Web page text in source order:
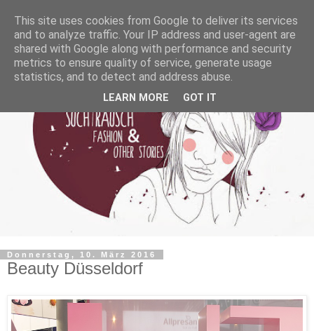
Donnerstag, 10. März 2016
Beauty Düsseldorf
This site uses cookies from Google to deliver its services
and to analyze traffic. Your IP address and user-agent are
shared with Google along with performance and security
metrics to ensure quality of service, generate usage
statistics, and to detect and address abuse.
LEARN MORE GOT IT